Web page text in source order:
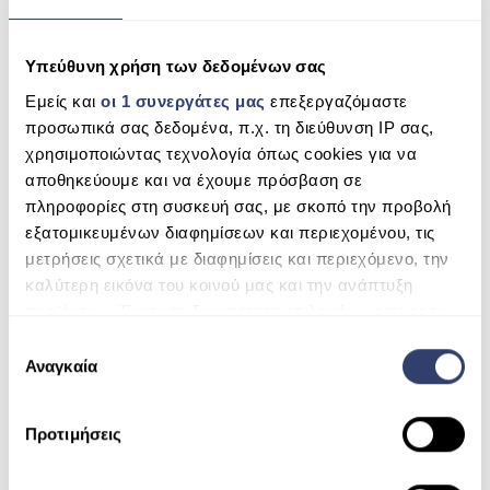
Υπεύθυνη χρήση των δεδομένων σας
Εμείς και οι 1 συνεργάτες μας επεξεργαζόμαστε
προσωπικά σας δεδομένα, π.χ. τη διεύθυνση IP σας,
χρησιμοποιώντας τεχνολογία όπως cookies για να
αποθηκεύουμε και να έχουμε πρόσβαση σε
πληροφορίες στη συσκευή σας, με σκοπό την προβολή
εξατομικευμένων διαφημίσεων και περιεχομένου, τις
μετρήσεις σχετικά με διαφημίσεις και περιεχόμενο, την
καλύτερη εικόνα του κοινού μας και την ανάπτυξη
σκοπούς.
επεξεργασίας των προσωπικών σας δεδομένων και
Αναγκαία
Προτιμήσεις
SWIM SPA ATHINA 3 (3 ATOMA)
READ MORE